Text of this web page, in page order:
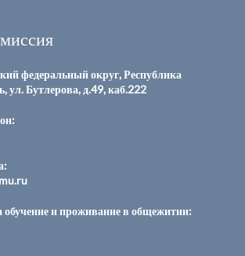
федеральный округ, Республика
ул. Бутлерова, д.49, каб.222
и проживание в общежитии: